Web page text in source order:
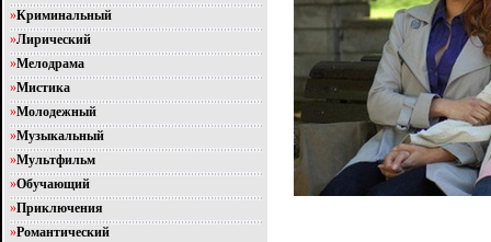
»Криминальный
»Лирический
»Мелодрама
»Мистика
»Молодежный
»Музыкальный
»Мультфильм
»Обучающий
»Приключения
»Романтический